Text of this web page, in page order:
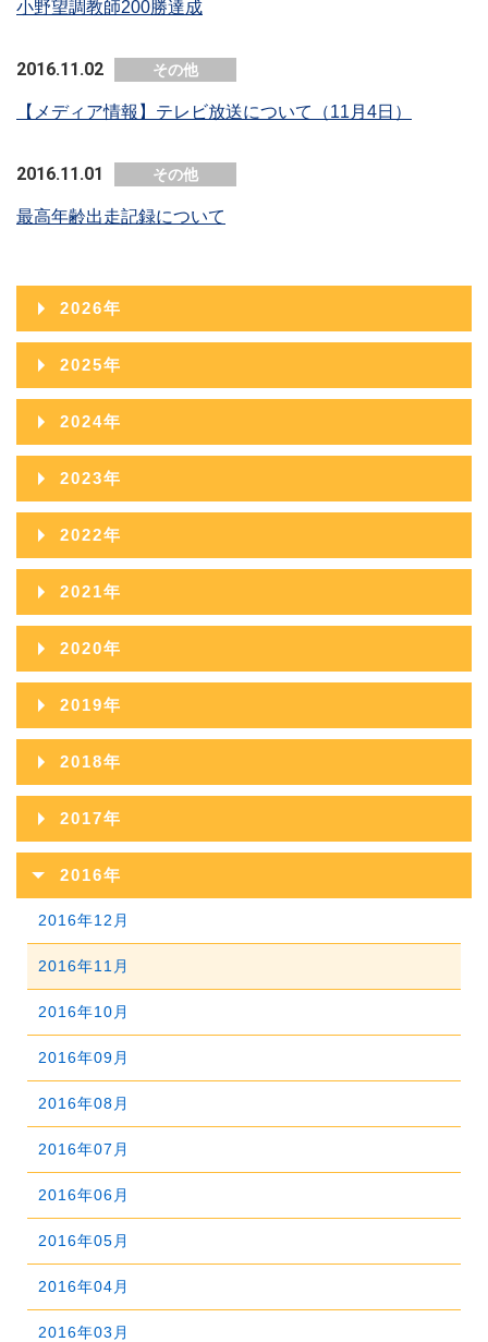
小野望調教師200勝達成
2016.11.02 その他
【メディア情報】テレビ放送について（11月4日）
2016.11.01 その他
最高年齢出走記録について
2026年
2026年08月
2026年07月
2026年06月
2026年05月
2026年04月
2026年03月
2026年02月
2026年01月
2025年
2025年12月
2025年11月
2025年10月
2025年09月
2025年08月
2025年07月
2025年06月
2025年05月
2025年03月
2025年02月
2025年01月
2024年
2024年12月
2024年11月
2024年10月
2024年09月
2024年08月
2024年07月
2024年06月
2024年05月
2024年03月
2024年02月
2024年01月
2023年
2023年12月
2023年11月
2023年10月
2023年09月
2023年08月
2023年07月
2023年06月
2023年05月
2022年
2022年12月
2022年11月
2022年10月
2022年09月
2022年08月
2022年07月
2022年06月
2022年05月
2022年04月
2022年03月
2022年02月
2022年01月
2021年
2021年12月
2021年11月
2021年10月
2021年09月
2021年08月
2021年07月
2021年06月
2021年05月
2021年04月
2021年03月
2021年02月
2021年01月
2020年
2020年12月
2020年11月
2020年10月
2020年09月
2020年08月
2020年07月
2020年06月
2020年05月
2020年04月
2020年03月
2020年02月
2020年01月
2019年
2019年12月
2019年11月
2019年10月
2019年09月
2019年08月
2019年07月
2019年06月
2019年05月
2019年04月
2019年03月
2019年02月
2019年01月
2018年
2018年12月
2018年11月
2018年10月
2018年09月
2018年08月
2018年07月
2018年06月
2018年05月
2018年04月
2018年03月
2018年02月
2018年01月
2017年
2017年12月
2016年
2016年12月
2016年11月
2016年10月
2016年09月
2016年08月
2016年07月
2016年06月
2016年05月
2016年04月
2016年03月